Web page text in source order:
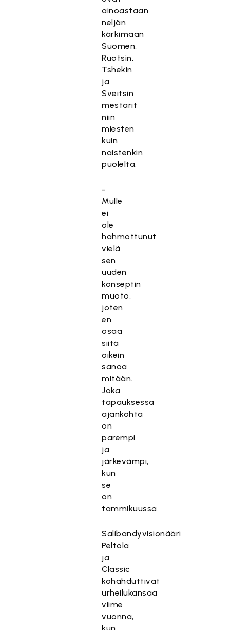
ainoastaan
neljän
kärkimaan
Suomen,
Ruotsin,
Tshekin
ja
Sveitsin
mestarit
niin
miesten
kuin
naistenkin
puolelta.
-
Mulle
ei
ole
hahmottunut
vielä
sen
uuden
konseptin
muoto,
joten
en
osaa
siitä
oikein
sanoa
mitään.
Joka
tapauksessa
ajankohta
on
parempi
ja
järkevämpi,
kun
se
on
tammikuussa.
Salibandyvisionääri
Peltola
ja
Classic
kohahduttivat
urheilukansaa
viime
vuonna,